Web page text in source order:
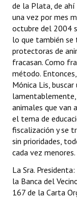
de la Plata, de
una vez por mes
octubre del 2004
lo que también se
protectoras de
fracasan. Como
método.
Mónica Lis,
animales que van
el tema de
fiscalización y se
sin prioridades,
cada vez
La Sra. Presidenta:
la Banca del
167 de la Carta